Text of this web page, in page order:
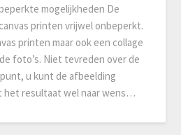
mogelijkheden De
printen vrijwel onbeperkt.
printen maar ook een collage
foto’s. Niet tevreden over de
u kunt de afbeelding
het resultaat wel naar wens…